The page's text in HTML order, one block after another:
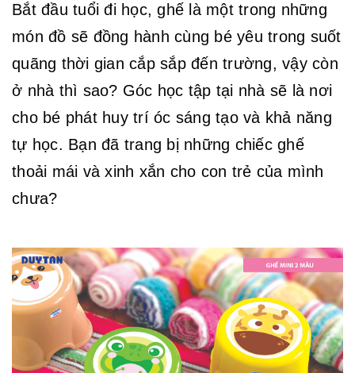
Bắt đầu tuổi đi học, ghế là một trong những
món đồ sẽ đồng hành cùng bé yêu trong suốt
quãng thời gian cắp sắp đến trường, vậy còn
ở nhà thì sao? Góc học tập tại nhà sẽ là nơi
cho bé phát huy trí óc sáng tạo và khả năng
tự học. Bạn đã trang bị những chiếc ghế
thoải mái và xinh xắn cho con trẻ của mình
chưa?